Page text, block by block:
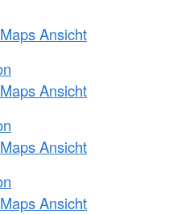
Ansicht
Ansicht
Ansicht
Ansicht